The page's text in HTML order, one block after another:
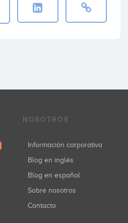
NOSOTROS
Información corporativa
Blog en inglés
Blog en español
Sobre nosotros
Contacto